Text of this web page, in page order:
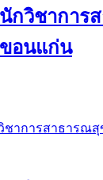
กวิชาการ
อนแก่น